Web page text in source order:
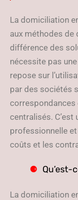
La domiciliation
aux méthodes de
différence des
nécessite pas
repose sur
par des sociétés
centralisés. C’est
professionnelle
coûts et les
Qu’est-
La domiciliation